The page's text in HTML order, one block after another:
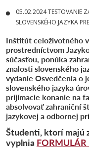
05.02.2024 TESTOVANIE
SLOVENSKÉHO JAZYKA
Inštitút celoživotného
prostredníctvom
súčasťou, ponúka
znalosti slovenského
vydanie Osvedčenia o
slovenského jazyka
prijímacie konanie na
absolvovať zahraniční
jazykovej a odbornej
Študenti, ktorí majú
vyplnia